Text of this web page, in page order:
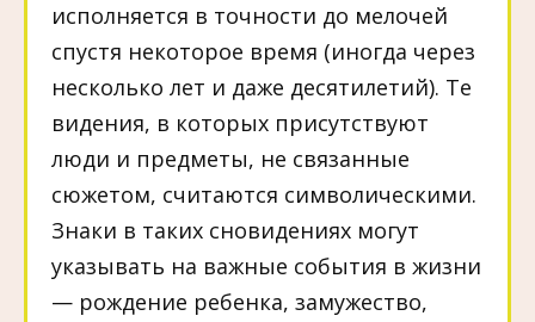
исполняется в точности до мелочей
спустя некоторое время (иногда через
несколько лет и даже десятилетий). Те
видения, в которых присутствуют
люди и предметы, не связанные
сюжетом, считаются символическими.
Знаки в таких сновидениях могут
указывать на важные события в жизни
— рождение ребенка, замужество,